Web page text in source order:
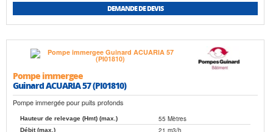
DEMANDE DE DEVIS
Pompe immergee
Guinard ACUARIA 57 (PI01810)
Pompe immergée pour puits profonds
Hauteur de relevage (Hmt) (max.) 55 Mètres
Débit (max.)